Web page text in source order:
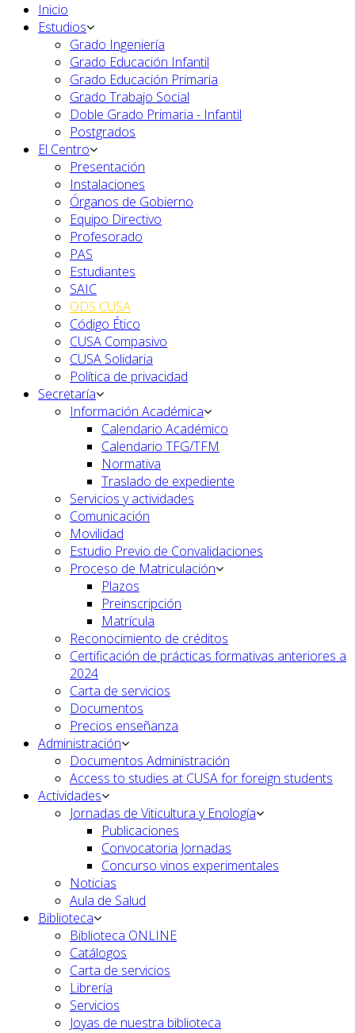
Inicio
Estudios
Grado Ingeniería
Grado Educación Infantil
Grado Educación Primaria
Grado Trabajo Social
Doble Grado Primaria - Infantil
Postgrados
El Centro
Presentación
Instalaciones
Órganos de Gobierno
Equipo Directivo
Profesorado
PAS
Estudiantes
SAIC
ODS CUSA
Código Ético
CUSA Compasivo
CUSA Solidaria
Política de privacidad
Secretaría
Información Académica
Calendario Académico
Calendario TFG/TFM
Normativa
Traslado de expediente
Servicios y actividades
Comunicación
Movilidad
Estudio Previo de Convalidaciones
Proceso de Matriculación
Plazos
Preinscripción
Matrícula
Reconocimiento de créditos
Certificación de prácticas formativas anteriores a
2024
Carta de servicios
Documentos
Precios enseñanza
Administración
Documentos Administración
Access to studies at CUSA for foreign students
Actividades
Jornadas de Viticultura y Enología
Publicaciones
Convocatoria Jornadas
Concurso vinos experimentales
Noticias
Aula de Salud
Biblioteca
Biblioteca ONLINE
Catálogos
Carta de servicios
Librería
Servicios
Joyas de nuestra biblioteca